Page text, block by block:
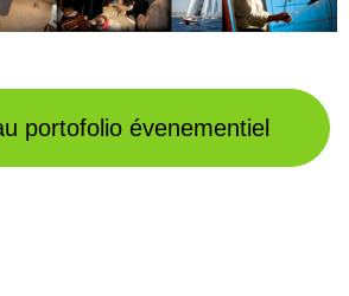
portofolio évenementiel